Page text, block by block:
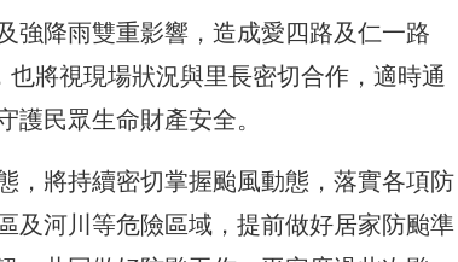
強降雨雙重影響，造成愛四路及仁一路
將視現場狀況與里長密切合作，適時通
護民眾生命財產安全。
，將持續密切掌握颱風動態，落實各項防
及河川等危險區域，提前做好居家防颱準